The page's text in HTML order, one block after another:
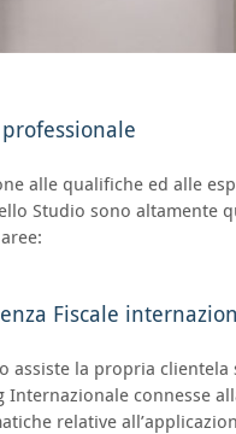
alle qualifiche ed alle
Studio sono altamente
Fiscale
assiste la propria
Internazionale connesse
relative